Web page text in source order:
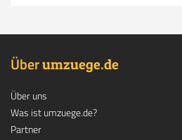
Überumzuege.de
Über uns
Was ist umzuege.de?
Partner